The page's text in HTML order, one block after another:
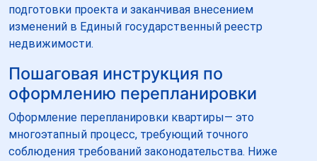
подготовки проекта и заканчивая внесением
изменений в Единый государственный реестр
недвижимости.
Пошаговая инструкция по
оформлению перепланировки
Оформление перепланировки квартиры— это
многоэтапный процесс, требующий точного
соблюдения требований законодательства. Ниже